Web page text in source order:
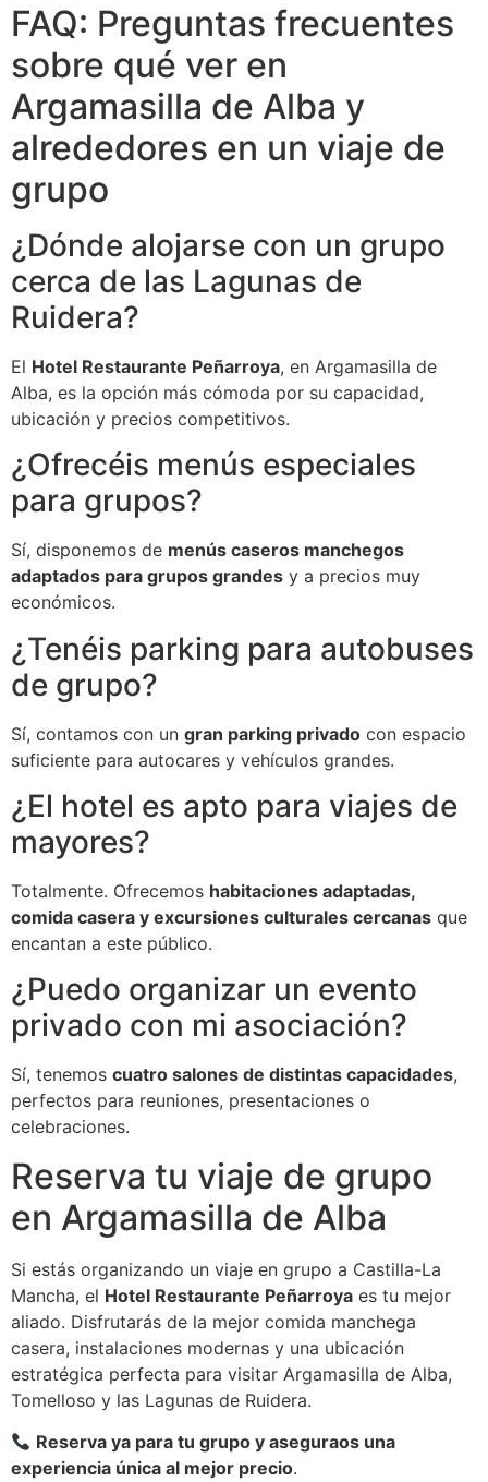
FAQ: Preguntas frecuentes
sobre qué ver en
Argamasilla de Alba y
alrededores en un viaje de
grupo
¿Dónde alojarse con un grupo
cerca de las Lagunas de
Ruidera?
El Hotel Restaurante Peñarroya, en Argamasilla de
Alba, es la opción más cómoda por su capacidad,
ubicación y precios competitivos.
¿Ofrecéis menús especiales
para grupos?
Sí, disponemos de menús caseros manchegos
adaptados para grupos grandes y a precios muy
económicos.
¿Tenéis parking para autobuses
de grupo?
Sí, contamos con un gran parking privado con espacio
suficiente para autocares y vehículos grandes.
¿El hotel es apto para viajes de
mayores?
Totalmente. Ofrecemos habitaciones adaptadas,
comida casera y excursiones culturales cercanas que
encantan a este público.
¿Puedo organizar un evento
privado con mi asociación?
Sí, tenemos cuatro salones de distintas capacidades,
perfectos para reuniones, presentaciones o
celebraciones.
Reserva tu viaje de grupo
en Argamasilla de Alba
Si estás organizando un viaje en grupo a Castilla-La
Mancha, el Hotel Restaurante Peñarroya es tu mejor
aliado. Disfrutarás de la mejor comida manchega
casera, instalaciones modernas y una ubicación
estratégica perfecta para visitar Argamasilla de Alba,
Tomelloso y las Lagunas de Ruidera.
Reserva ya para tu grupo y aseguraos una
experiencia única al mejor precio.